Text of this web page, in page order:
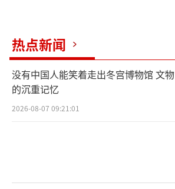
热点新闻
没有中国人能笑着走出冬宫博物馆 文物
的沉重记忆
2026-08-07 09:21:01